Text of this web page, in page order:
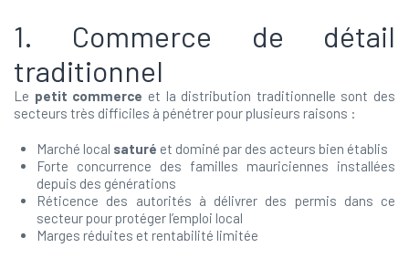
1. Commerce de détail
traditionnel
Le petit commerce et la distribution traditionnelle sont des
secteurs très difficiles à pénétrer pour plusieurs raisons :
Marché local saturé et dominé par des acteurs bien établis
Forte concurrence des familles mauriciennes installées
depuis des générations
Réticence des autorités à délivrer des permis dans ce
secteur pour protéger l’emploi local
Marges réduites et rentabilité limitée